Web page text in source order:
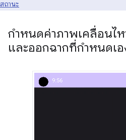
สถานะ
กำหนดค่าภาพเคลื่อนไห
และออกฉากที่กำหนดเอ